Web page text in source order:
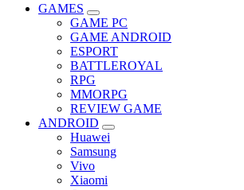
GAMES
GAME PC
GAME ANDROID
ESPORT
BATTLEROYAL
RPG
MMORPG
REVIEW GAME
ANDROID
Huawei
Samsung
Vivo
Xiaomi